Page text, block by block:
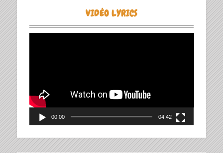
VIDÉO LYRICS
00:00 04:42